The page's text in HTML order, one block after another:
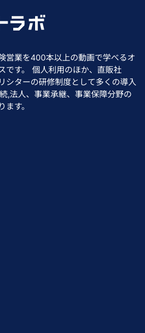
営業を400本以上の動画で学べるオ
です。 個人利用のほか、直販社
シターの研修制度として多くの導入
,法人、事業承継、事業保障分野の
す。